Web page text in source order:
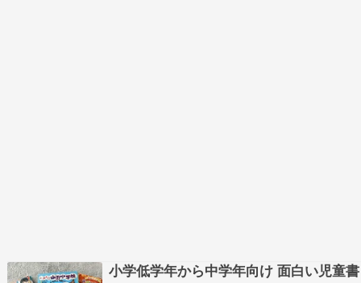
小学低学年から中学年向け 面白い児童書